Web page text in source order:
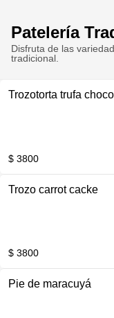
Patelería
Disfruta de las
tradicional.
Trozotorta trufa
$ 3800
Trozo carrot cacke
$ 3800
Pie de maracuyá